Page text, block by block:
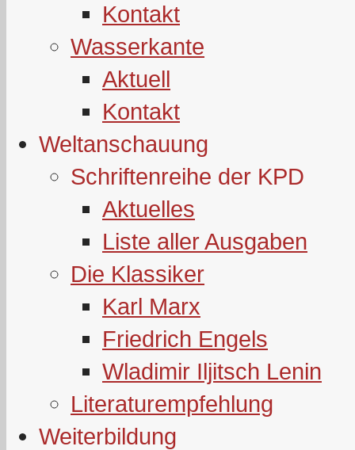
Kontakt
Wasserkante
Aktuell
Kontakt
Weltanschauung
Schriftenreihe der KPD
Aktuelles
Liste aller Ausgaben
Die Klassiker
Karl Marx
Friedrich Engels
Wladimir Iljitsch Lenin
Literaturempfehlung
Weiterbildung